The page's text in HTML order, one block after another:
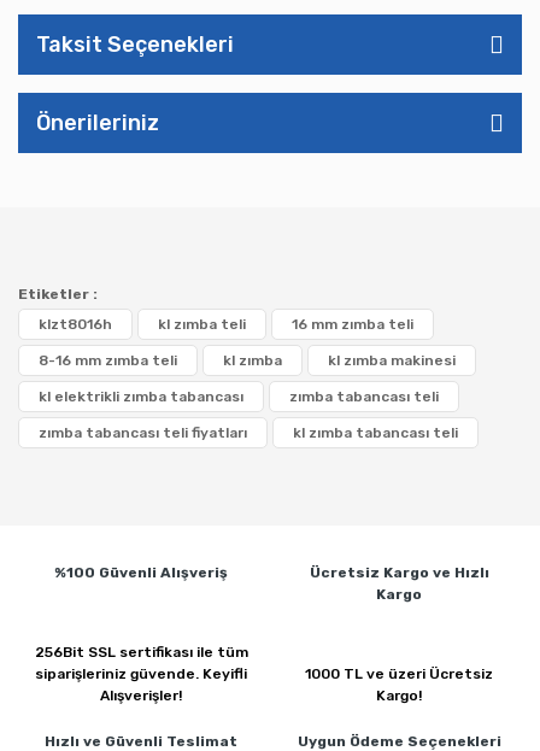
Taksit Seçenekleri
Önerileriniz
Etiketler :
klzt8016h
kl zımba teli 16 mm zımba teli
8-16 mm zımba teli kl zımba kl zımba makinesi
kl elektrikli zımba tabancası zımba tabancası teli
zımba tabancası teli fiyatları kl zımba tabancası teli
%100 Güvenli Alışveriş
256Bit SSL sertifikası ile tüm
siparişleriniz güvende. Keyifli
Alışverişler!
Ücretsiz Kargo ve Hızlı
Kargo
1000 TL ve üzeri Ücretsiz
Kargo!
Hızlı ve Güvenli Teslimat Uygun Ödeme Seçenekleri